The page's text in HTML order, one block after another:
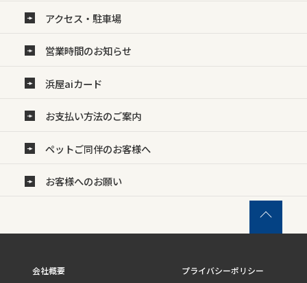
アクセス・駐車場
営業時間のお知らせ
浜屋aiカード
お支払い方法のご案内
ペットご同伴のお客様へ
お客様へのお願い
会社概要 プライバシーポリシー